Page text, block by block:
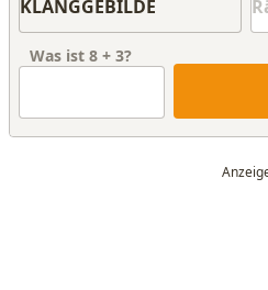
Was ist 8 + 3?